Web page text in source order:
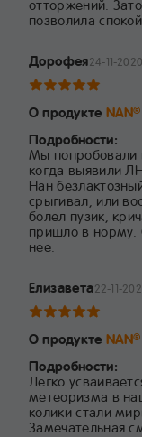
отторжений.
позволила
Дорофея24-11-
О продукте NAN®
Подробности:
Мы попробовали
когда выявили
Нан
срыгивал, или
болел пузик,
пришло в норму.
нее.
Елизавета22-11-
О продукте NAN®
Подробности:
Легко
метеоризма в
колики стали
Замечательная